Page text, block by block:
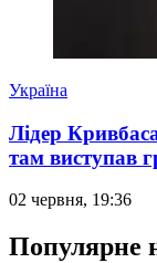
Україна
Лідер
там виступав
02 червня, 19:36
Популярне